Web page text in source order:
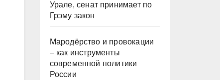
Урале, сенат принимает по
Грэму закон
Мародёрство и провокации
– как инструменты
современной политики
России